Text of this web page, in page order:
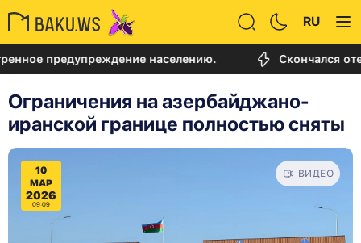
RU
населению. Скончался отец
Ограничения на азербайджано-
иранской границе полностью сняты
10
МАР
2026
09:09
ВИДЕО